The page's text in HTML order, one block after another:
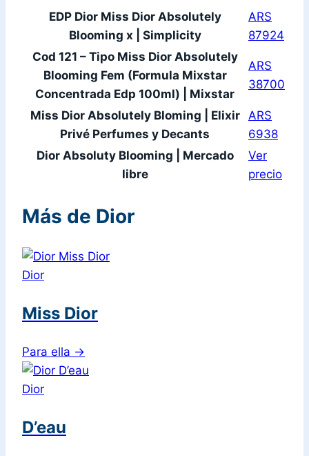
EDP Dior Miss Dior Absolutely
Blooming x | Simplicity
ARS
87924
Cod 121 – Tipo Miss Dior Absolutely
Blooming Fem (Formula Mixstar
Concentrada Edp 100ml) | Mixstar
ARS
38700
Miss Dior Absolutely Bloming | Elixir
Privé Perfumes y Decants
ARS
6938
Dior Absoluty Blooming | Mercado
libre
Ver
precio
Más de Dior
Dior
Miss Dior
Para ella →
Dior
D’eau